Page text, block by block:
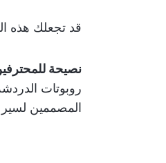
قد تجعلك هذه
نصيحة
روبوتات
المصممين